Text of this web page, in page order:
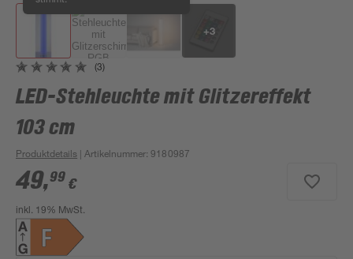
+3
(3)
LED-Stehleuchte mit Glitzereffekt
103 cm
Produktdetails | Artikelnummer:9180987
49,99 €
inkl. 19% MwSt.